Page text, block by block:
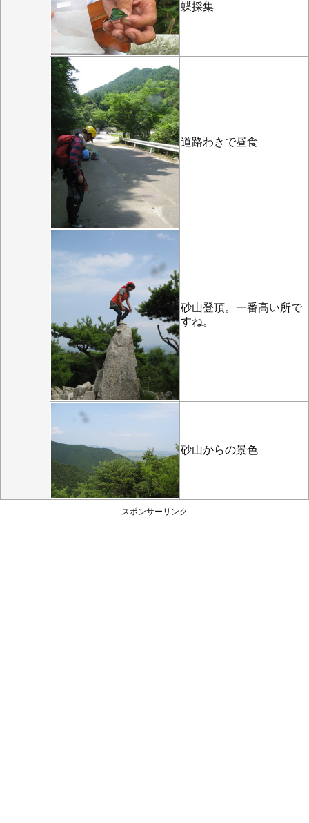
蝶採集
道路わきで昼食
砂山登頂。一番高い所で
すね。
砂山からの景色
スポンサーリンク